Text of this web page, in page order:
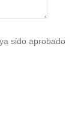
sido aprobado